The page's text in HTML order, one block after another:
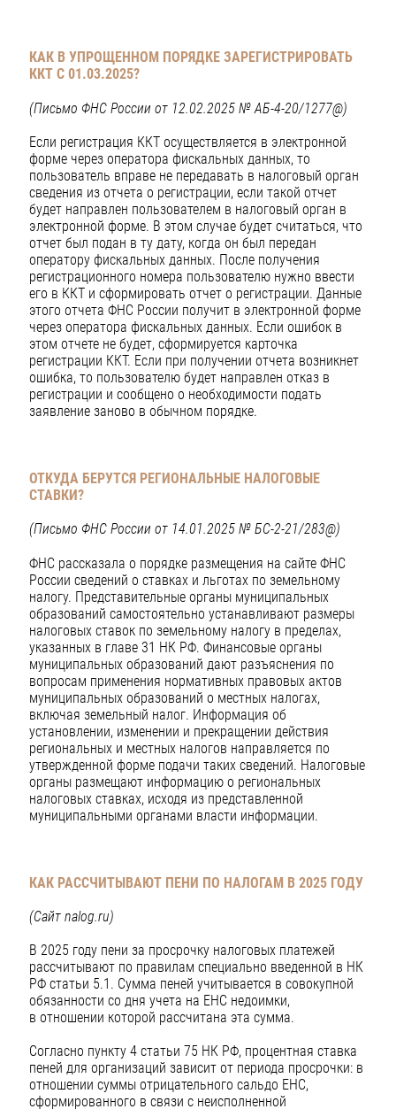
КАК В УПРОЩЕННОМ ПОРЯДКЕ ЗАРЕГИСТРИРОВАТЬ
ККТ С 01.03.2025?
(Письмо ФНС России от 12.02.2025 № АБ-4-20/1277@)
Если регистрация ККТ осуществляется в электронной
форме через оператора фискальных данных, то
пользователь вправе не передавать в налоговый орган
сведения из отчета о регистрации, если такой отчет
будет направлен пользователем в налоговый орган в
электронной форме. В этом случае будет считаться, что
отчет был подан в ту дату, когда он был передан
оператору фискальных данных. После получения
регистрационного номера пользователю нужно ввести
его в ККТ и сформировать отчет о регистрации. Данные
этого отчета ФНС России получит в электронной форме
через оператора фискальных данных. Если ошибок в
этом отчете не будет, сформируется карточка
регистрации ККТ. Если при получении отчета возникнет
ошибка, то пользователю будет направлен отказ в
регистрации и сообщено о необходимости подать
заявление заново в обычном порядке.
ОТКУДА БЕРУТСЯ РЕГИОНАЛЬНЫЕ НАЛОГОВЫЕ
СТАВКИ?
(Письмо ФНС России от 14.01.2025 № БС-2-21/283@)
ФНС рассказала о порядке размещения на сайте ФНС
России сведений о ставках и льготах по земельному
налогу. Представительные органы муниципальных
образований самостоятельно устанавливают размеры
налоговых ставок по земельному налогу в пределах,
указанных в главе 31 НК РФ. Финансовые органы
муниципальных образований дают разъяснения по
вопросам применения нормативных правовых актов
муниципальных образований о местных налогах,
включая земельный налог. Информация об
установлении, изменении и прекращении действия
региональных и местных налогов направляется по
утвержденной форме подачи таких сведений. Налоговые
органы размещают информацию о региональных
налоговых ставках, исходя из представленной
муниципальными органами власти информации.
КАК РАССЧИТЫВАЮТ ПЕНИ ПО НАЛОГАМ В 2025 ГОДУ
(Сайт nalog.ru)
В 2025 году пени за просрочку налоговых платежей
рассчитывают по правилам специально введенной в НК
РФ статьи 5.1. Сумма пеней учитывается в совокупной
обязанности со дня учета на ЕНС недоимки,
в отношении которой рассчитана эта сумма.
Согласно пункту 4 статьи 75 НК РФ, процентная ставка
пеней для организаций зависит от периода просрочки: в
отношении суммы отрицательного сальдо ЕНС,
сформированного в связи с неисполненной